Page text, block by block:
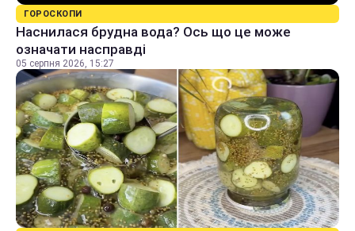
ГОРОСКОПИ
Наснилася брудна вода? Ось що це може
означати насправді
05 серпня 2026, 15:27